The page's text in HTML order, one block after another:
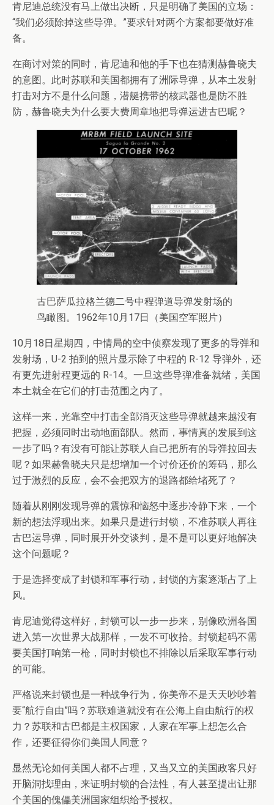
肯尼迪总统没有马上做出决断，只是明确了美国的立场：
“我们必须除掉这些导弹。”要求针对两个方案都要做好准
备。
在商讨对策的同时，肯尼迪和他的手下也在猜测赫鲁晓夫
的意图。此时苏联和美国都拥有了洲际导弹，从本土发射
打击对方不是什么问题，潜艇携带的核武器也是防不胜
防，赫鲁晓夫为什么要大费周章地把导弹运进古巴呢？
古巴萨瓜拉格兰德二号中程弹道导弹发射场的
鸟瞰图。1962年10月17日（美国空军照片）
10月18日星期四，中情局的空中侦察发现了更多的导弹和
发射场，U-2 拍到的照片显示除了中程的 R-12 导弹外，还
有更先进射程更远的 R-14。一旦这些导弹准备就绪，美国
本土就全在它们的打击范围之内了。
这样一来，光靠空中打击全部消灭这些导弹就越来越没有
把握，必须同时出动地面部队。然而，事情真的发展到这
一步了吗？有没有可能让苏联人自己把所有的导弹拉回去
呢？如果赫鲁晓夫只是想增加一个讨价还价的筹码，那么
过于激烈的反应，会不会把双方的退路都给堵死了？
随着从刚刚发现导弹的震惊和恼怒中逐步冷静下来，一个
新的想法浮现出来。如果只是进行封锁，不准苏联人再往
古巴运导弹，同时展开外交谈判，是不是可以更好地解决
这个问题呢？
于是选择变成了封锁和军事行动，封锁的方案逐渐占了上
风。
肯尼迪觉得这样好，封锁可以一步一步来，别像欧洲各国
进入第一次世界大战那样，一发不可收拾。封锁起码不需
要美国打响第一枪，同时封锁也不排除以后采取军事行动
的可能。
严格说来封锁也是一种战争行为，你美帝不是天天吵吵着
要“航行自由”吗？苏联难道就没有在公海上自由航行的权
力？苏联和古巴都是主权国家，人家在军事上想怎么合
作，还要征得你们美国人同意？
显然无论如何美国人都不占理，又当又立的美国政客只好
开脑洞找理由，来证明封锁的合法性，有人甚至提出让那
个美国的傀儡美洲国家组织给予授权。